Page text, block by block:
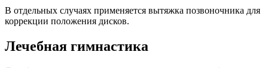
В отдельных случаях применяется вытяжка позвоночника для
коррекции положения дисков.
Лечебная гимнастика